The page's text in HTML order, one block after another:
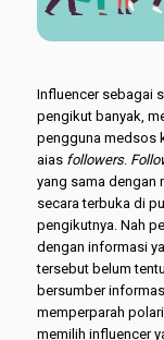
Influencer sebagai
pengikut banyak,
pengguna medsos
aias followers.
yang sama dengan
secara terbuka di
pengikutnya. Nah
dengan informasi
tersebut belum
bersumber
memperparah
memilih influencer